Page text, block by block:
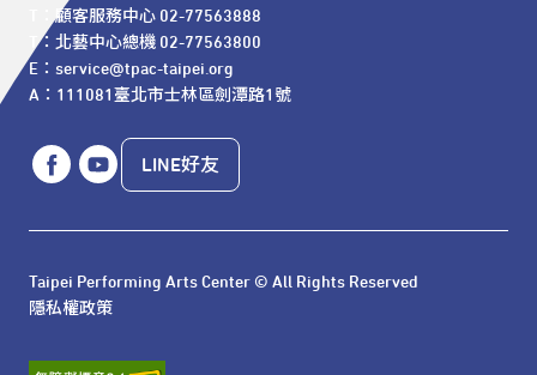
T：顧客服務中心 02-77563888
T：北藝中心總機 02-77563800
E：service@tpac-taipei.org
A：111081臺北市士林區劍潭路1號
LINE好友
Taipei Performing Arts Center © All Rights Reserved
隱私權政策